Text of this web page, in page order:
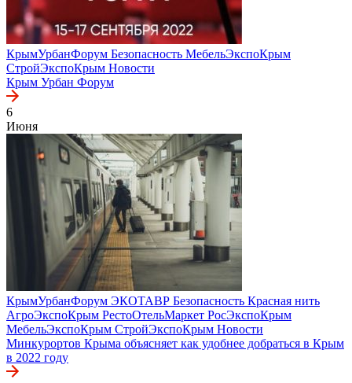
КрымУрбанФорум Безопасность МебельЭкспоКрым
СтройЭкспоКрым Новости
Крым Урбан Форум
6
Июня
КрымУрбанФорум ЭКОТАВР Безопасность Красная нить
АгроЭкспоКрым РестоОтельМаркет РосЭкспоКрым
МебельЭкспоКрым СтройЭкспоКрым Новости
Минкурортов Крыма объясняет как удобнее добраться в Крым
в 2022 году